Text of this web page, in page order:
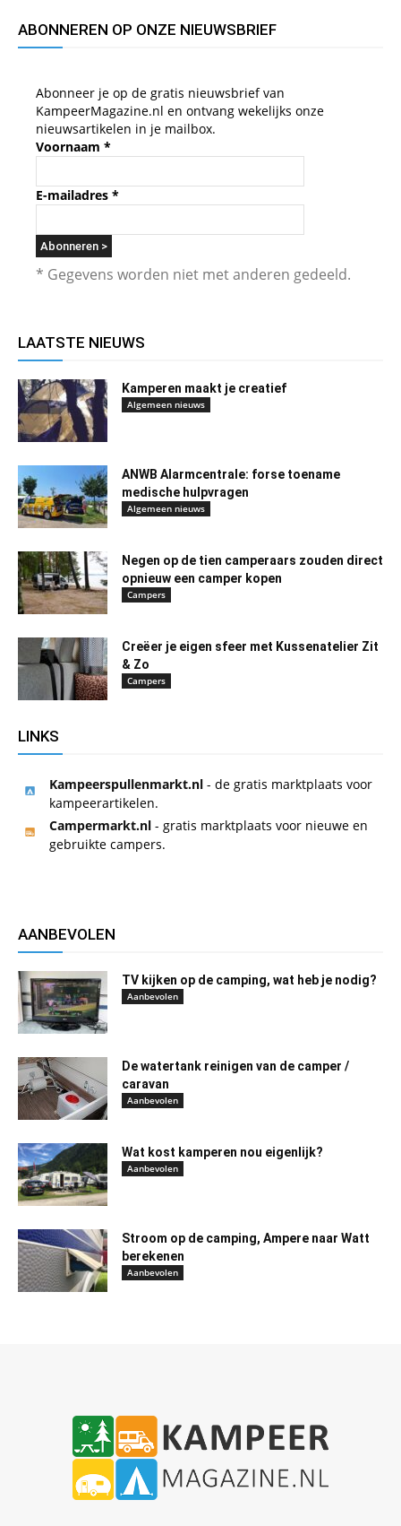
ABONNEREN OP ONZE NIEUWSBRIEF
Abonneer je op de gratis nieuwsbrief van
KampeerMagazine.nl en ontvang wekelijks onze
nieuwsartikelen in je mailbox.
Voornaam *
E-mailadres *
* Gegevens worden niet met anderen gedeeld.
LAATSTE NIEUWS
Kamperen maakt je creatief
Algemeen nieuws
ANWB Alarmcentrale: forse toename
medische hulpvragen
Algemeen nieuws
Negen op de tien camperaars zouden direct
opnieuw een camper kopen
Campers
Creëer je eigen sfeer met Kussenatelier Zit
& Zo
Campers
LINKS
Kampeerspullenmarkt.nl - de gratis marktplaats voor
kampeerartikelen.
Campermarkt.nl - gratis marktplaats voor nieuwe en
gebruikte campers.
AANBEVOLEN
TV kijken op de camping, wat heb je nodig?
Aanbevolen
De watertank reinigen van de camper /
caravan
Aanbevolen
Wat kost kamperen nou eigenlijk?
Aanbevolen
Stroom op de camping, Ampere naar Watt
berekenen
Aanbevolen